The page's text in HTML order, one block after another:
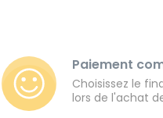
Paiement
Choisissez le
lors de l'achat